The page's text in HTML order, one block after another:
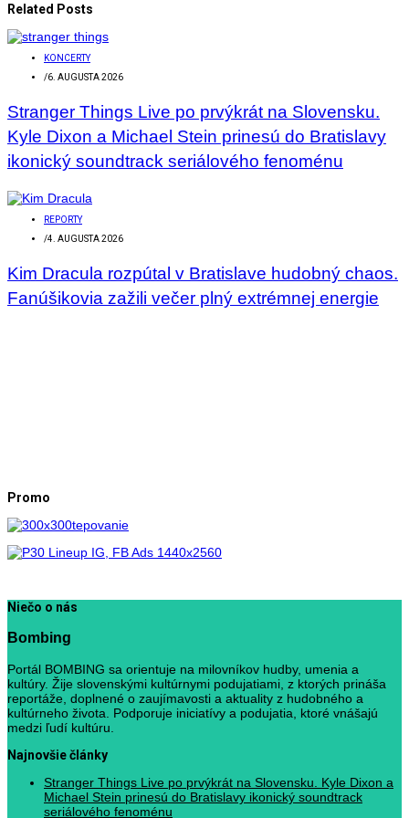
Related Posts
KONCERTY
/6. AUGUSTA 2026
Stranger Things Live po prvýkrát na Slovensku.
Kyle Dixon a Michael Stein prinesú do Bratislavy
ikonický soundtrack seriálového fenoménu
REPORTY
/4. AUGUSTA 2026
Kim Dracula rozpútal v Bratislave hudobný chaos.
Fanúšikovia zažili večer plný extrémnej energie
Promo
Niečo o nás
Bombing
Portál BOMBING sa orientuje na milovníkov hudby, umenia a
kultúry. Žije slovenskými kultúrnymi podujatiami, z ktorých prináša
reportáže, doplnené o zaujímavosti a aktuality z hudobného a
kultúrneho života. Podporuje iniciatívy a podujatia, ktoré vnášajú
medzi ľudí kultúru.
Najnovšie články
Stranger Things Live po prvýkrát na Slovensku. Kyle Dixon a
Michael Stein prinesú do Bratislavy ikonický soundtrack
seriálového fenoménu